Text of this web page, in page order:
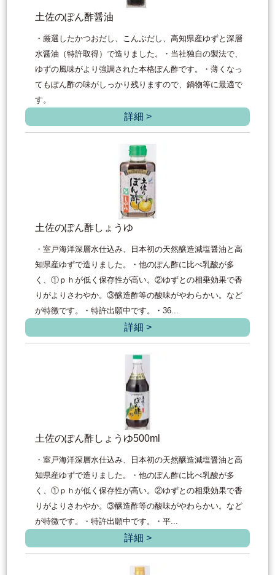
土佐のぽん酢醤油
・厳選したかつおだし、こんぶだし、高知県産ゆずと深層
水醤油（特許取得）で造りました。・当社独自の製法で、
ゆずの風味がより強調された本格ぽん酢です。・薄くなっ
てもぽん酢の味がしっかり残りますので、鍋物等に最適で
す。
詳細 >
土佐のぽん酢しょうゆ
・室戸海洋深層水仕込み、日本初の天然醸造減塩醤油と高
知県産ゆずで造りました。・他のぽん酢に比べ乳酸が多
く、①ｐｈが低く保存性が高い。②ゆずとの相乗効果で香
りがよりさわやか。③醸造酢等の酸味がやわらかい。など
が特徴です。・特許出願中です。・36...
詳細 >
土佐のぽん酢しょうゆ500ml
・室戸海洋深層水仕込み、日本初の天然醸造減塩醤油と高
知県産ゆずで造りました。・他のぽん酢に比べ乳酸が多
く、①ｐｈが低く保存性が高い。②ゆずとの相乗効果で香
りがよりさわやか。③醸造酢等の酸味がやわらかい。など
が特徴です。・特許出願中です。・平...
詳細 >